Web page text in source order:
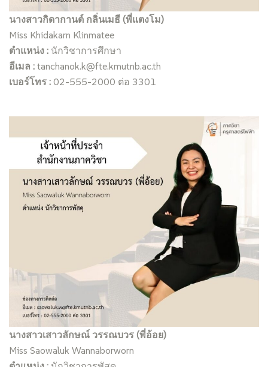
นางสาวกิดากานต์ กลิ่นเมธี (พี่แตงโม)
Miss Khidakarn Klinmatee
ตำแหน่ง : นักวิชาการศึกษา
อีเมล : tanchanok.k@fte.kmutnb.ac.th
เบอร์โทร : 02-555-2000 ต่อ 3301
นางสาวเสาวลักษณ์ วรรณบวร (พี่อ้อย)
Miss Saowaluk Wannaborworn